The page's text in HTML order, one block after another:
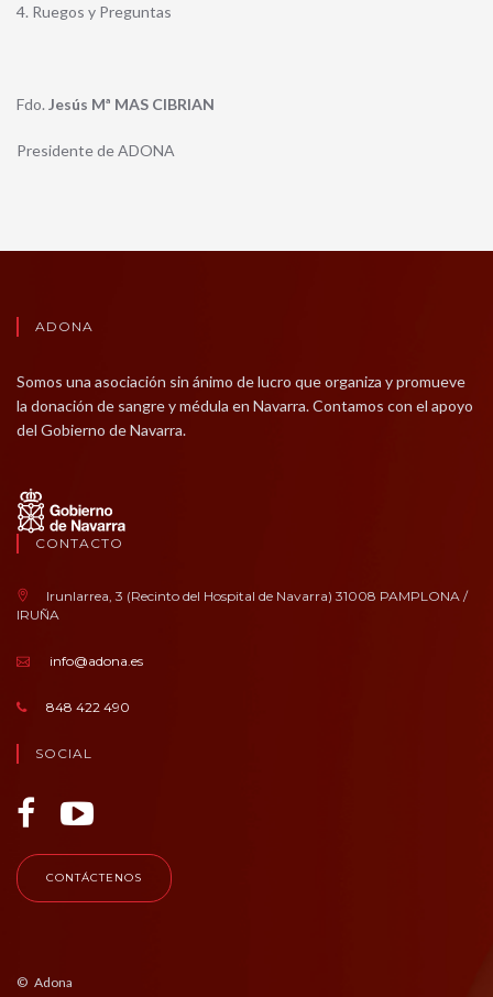
4. Ruegos y Preguntas
Fdo. Jesús Mª MAS CIBRIAN
Presidente de ADONA
ADONA
Somos una asociación sin ánimo de lucro que organiza y promueve
la donación de sangre y médula en Navarra. Contamos con el apoyo
del Gobierno de Navarra.
CONTACTO
Irunlarrea, 3 (Recinto del Hospital de Navarra) 31008 PAMPLONA /
IRUÑA
info@adona.es
848 422 490
SOCIAL
CONTÁCTENOS
© Adona